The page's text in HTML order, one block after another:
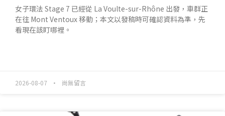
女子環法 Stage 7 已經從 La Voulte-sur-Rhône 出發，車群正
在往 Mont Ventoux 移動；本文以發稿時可確認資料為準，先
看現在該盯哪裡。
2026-08-07 尚無留言